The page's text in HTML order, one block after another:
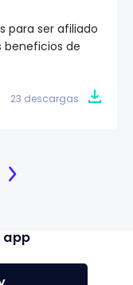
para ser afiliado
beneficios de
23 descargas
app